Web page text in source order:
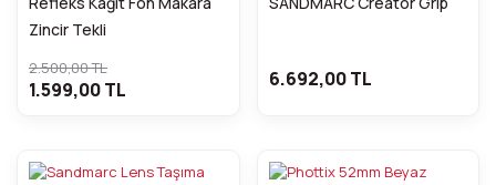
Zincir Tekli
2.500,00 TL
1.599,00 TL 6.692,00 TL